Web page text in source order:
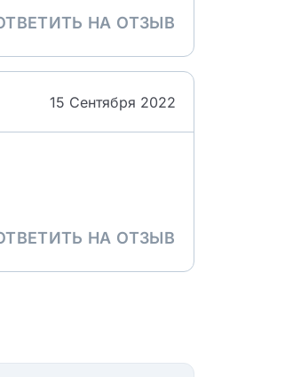
НА ОТЗЫВ
15 Сентября 2022
НА ОТЗЫВ